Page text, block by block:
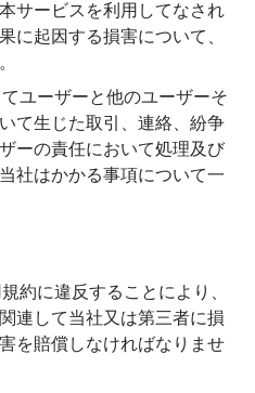
サービスを利用してなされ
に起因する損害について、
ユーザーと他のユーザーそ
て生じた取引、連絡、紛争
ーの責任において処理及び
社はかかる事項について一
約に違反することにより、
連して当社又は第三者に損
を賠償しなければなりませ